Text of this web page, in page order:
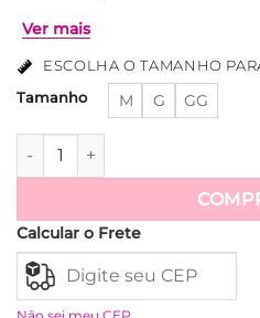
Ver mais
ESCOLHA O TAMANHO
Tamanho M G GG
Chemise Sarja Mídi Eduarda -
Calcular o Frete